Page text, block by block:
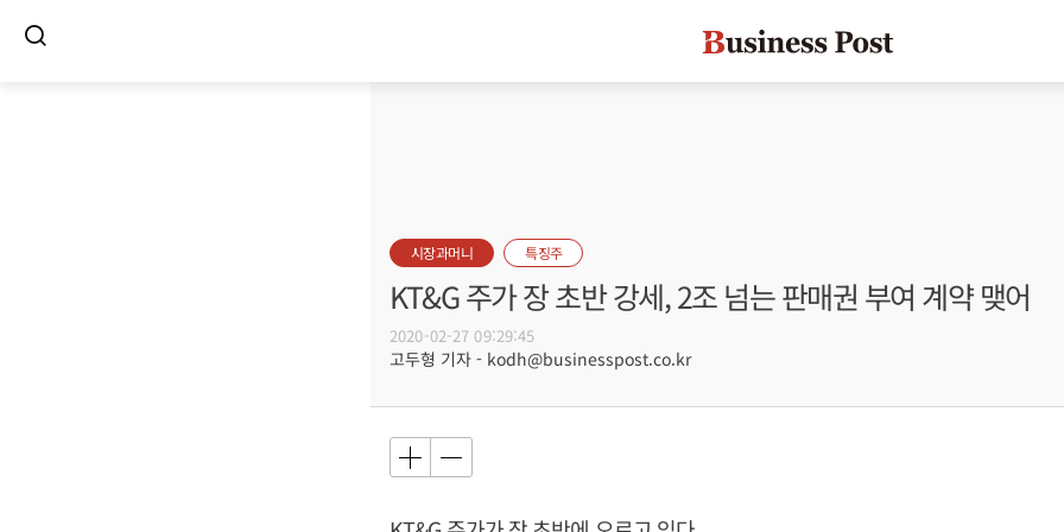
시장과머니 특징주
KT&G 주가 장 초반 강세, 2조 넘는 판매권 부여 계약 맺어
2020-02-27 09:29:45
고두형 기자 - kodh@businesspost.co.kr